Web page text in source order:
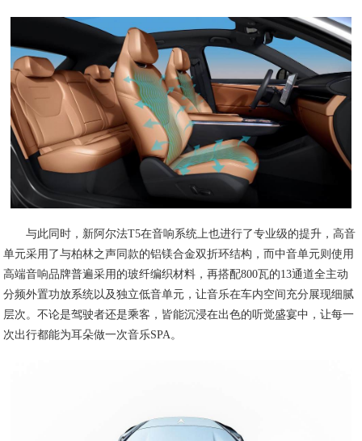
与此同时，新阿尔法T5在音响系统上也进行了专业级的提升，高音
单元采用了与柏林之声同款的铝镁合金双折环结构，而中音单元则使用
高端音响品牌普遍采用的玻纤编织材料，再搭配800瓦的13通道全主动
分频外置功放系统以及独立低音单元，让音乐在车内空间充分展现细腻
层次。不论是驾驶者还是乘客，皆能沉浸在出色的听觉盛宴中，让每一
次出行都能为耳朵做一次音乐SPA。